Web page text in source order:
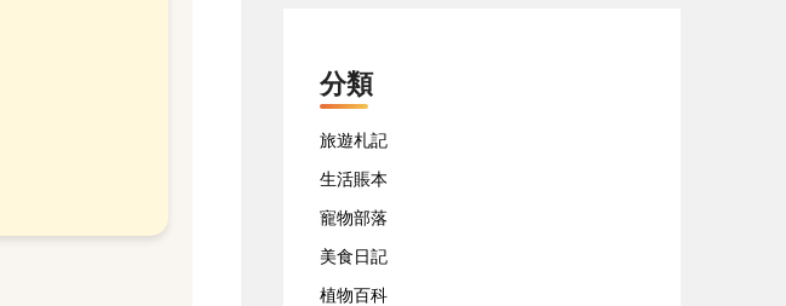
分類
旅遊札記
生活賬本
寵物部落
美食日記
植物百科